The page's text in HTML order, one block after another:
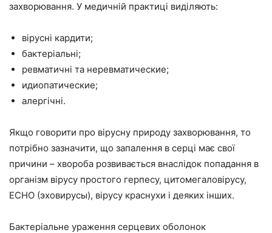
захворювання. У медичній практиці виділяють:
вірусні кардити;
бактеріальні;
ревматичні та неревматические;
идиопатические;
алергічні.
Якщо говорити про вірусну природу захворювання, то
потрібно зазначити, що запалення в серці має свої
причини – хвороба розвивається внаслідок попадання в
організм вірусу простого герпесу, цитомегаловірусу,
ECHO (эховирусы), вірусу краснухи і деяких інших.
Бактеріальне ураження серцевих оболонок